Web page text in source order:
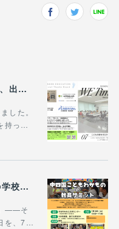
WONDER EDUCATIONの活動や、出張講座・講演のご案内をまとめた 『WE Times #26』を公開しました！
した。
持っ…
ハナスイッチ#1 - みんなで理想の学校や学びの未来を考える新企画、スタート！
——そ
を、7…